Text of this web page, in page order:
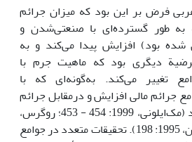
غربی فرض بر این بود که میزان جرائم
به طور گسترده‌ای با صنعتی‌شدن و
بود) افزایش پیدا می‌کند و به
دیگری بود که ماهیت جرم با
تغییر می‌کند. به‌گونه‌ای که با
جرائم مالی افزایش و درمقابل جرائم
خشن کاهش پیدا می‌کند (مک‌ایلونی، 1999: 454 - 453؛ روگرس،
1989: 314؛ آرتور و مارنین، 1995: 198). تحقیقات متعدد در جوامع